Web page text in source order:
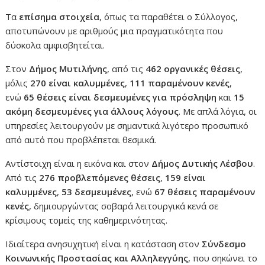
Τα επίσημα στοιχεία, όπως τα παραθέτει ο Σύλλογος,
αποτυπώνουν με αριθμούς μια πραγματικότητα που
δύσκολα αμφισβητείται.
Στον Δήμος Μυτιλήνης, από τις 462 οργανικές θέσεις,
μόλις 270 είναι καλυμμένες, 111 παραμένουν κενές,
ενώ 65 θέσεις είναι δεσμευμένες για πρόσληψη και 15
ακόμη δεσμευμένες για άλλους λόγους. Με απλά λόγια, οι
υπηρεσίες λειτουργούν με σημαντικά λιγότερο προσωπικό
από αυτό που προβλέπεται θεσμικά.
Αντίστοιχη είναι η εικόνα και στον Δήμος Δυτικής Λέσβου.
Από τις 276 προβλεπόμενες θέσεις, 159 είναι
καλυμμένες, 53 δεσμευμένες, ενώ 67 θέσεις παραμένουν
κενές, δημιουργώντας σοβαρά λειτουργικά κενά σε
κρίσιμους τομείς της καθημερινότητας.
Ιδιαίτερα ανησυχητική είναι η κατάσταση στον Σύνδεσμο
Κοινωνικής Προστασίας και Αλληλεγγύης, που σηκώνει το